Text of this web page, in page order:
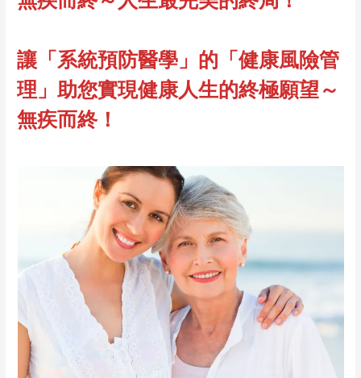
讓「系統預防醫學」的「健康風險管
理」助您實現健康人生的終極願望～
無疾而終！